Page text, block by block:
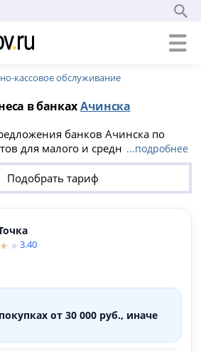
кассовое обслуживание
в банкахАчинска
банков Ачинска по
для малого и среднего бизнеса.
остаток по расчетному счету
зависимости от наличия или
счета, вы можете сравнить
города Ачинск и найти
с выгодными
депозитным процентом на
...подробнее
Подобрать тариф
3.40
от 30 000 руб., иначе